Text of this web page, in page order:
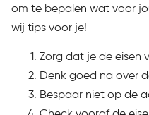
om te bepalen wat voor
wij tips voor je!
Zorg dat je de eisen
Denk goed na over
Bespaar niet op de